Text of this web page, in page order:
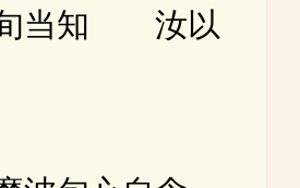
当知 汝以